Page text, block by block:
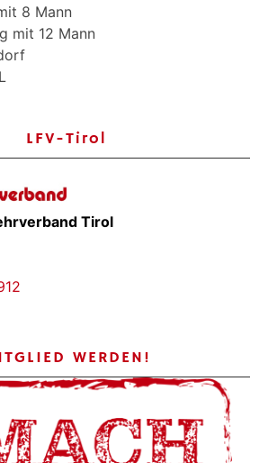
8 Mann
mit 12 Mann
LFV-Tirol
Tirol
WERDEN!